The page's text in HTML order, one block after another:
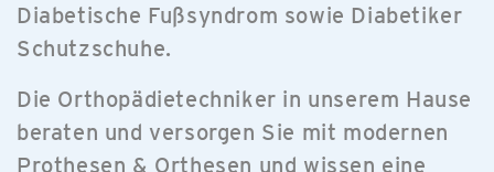
Diabetische Fußsyndrom sowie Diabetiker
Schutzschuhe.
Die Orthopädietechniker in unserem Hause
beraten und versorgen Sie mit modernen
Prothesen & Orthesen und wissen eine